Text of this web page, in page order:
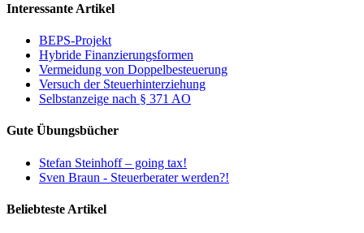
Interessante Artikel
BEPS-Projekt
Hybride Finanzierungsformen
Vermeidung von Doppelbesteuerung
Versuch der Steuerhinterziehung
Selbstanzeige nach § 371 AO
Gute Übungsbücher
Stefan Steinhoff – going tax!
Sven Braun - Steuerberater werden?!
Beliebteste Artikel